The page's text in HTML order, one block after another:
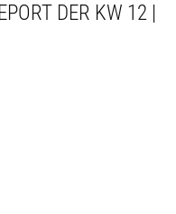
DER KW 12 |